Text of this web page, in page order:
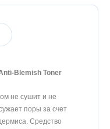
Blemish Toner
не сушит и не
поры за счет
Средство